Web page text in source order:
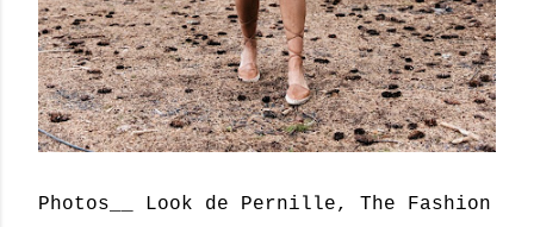
Photos__ Look de Pernille, The Fashion